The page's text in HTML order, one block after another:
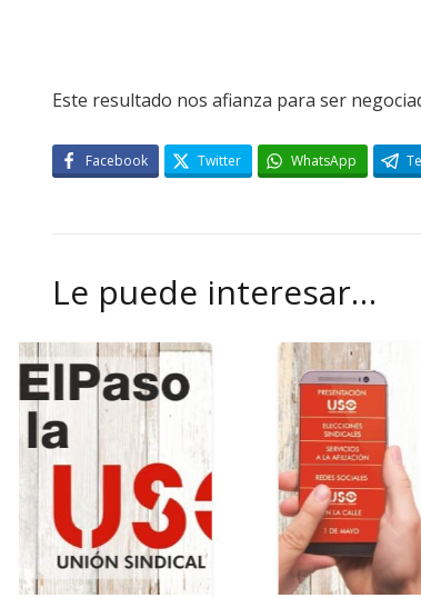
Este resultado nos afianza para ser
Facebook Twitter WhatsApp
Le puede interesar…